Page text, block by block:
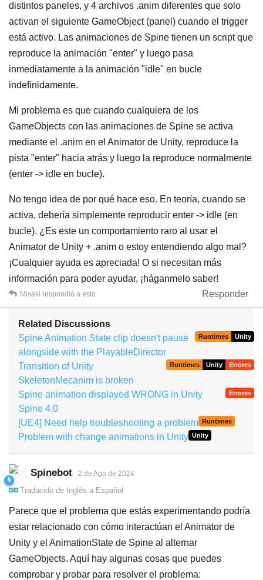
distintos paneles, y 4 archivos .anim diferentes que solo
activan el siguiente GameObject (panel) cuando el trigger
está activo. Las animaciones de Spine tienen un script que
reproduce la animación "enter" y luego pasa
inmediatamente a la animación "idle" en bucle
indefinidamente.
Mi problema es que cuando cualquiera de los
GameObjects con las animaciones de Spine se activa
mediante el .anim en el Animator de Unity, reproduce la
pista "enter" hacia atrás y luego la reproduce normalmente
(enter -> idle en bucle).
No tengo idea de por qué hace eso. En teoría, cuando se
activa, debería simplemente reproducir enter -> idle (en
bucle). ¿Es este un comportamiento raro al usar el
Animator de Unity + .anim o estoy entendiendo algo mal?
¡Cualquier ayuda es apreciada! O si necesitan más
información para poder ayudar, ¡háganmelo saber!
Responder
Misaki respondió a esto
Related Discussions
Spine Animation State clip doesn't pause
alongside with the PlayableDirector
Runtimes Unity
Transition of Unity
SkeletonMecanim is broken
Runtimes Unity Errores
Spine animation displayed WRONG in Unity
Spine 4.0
Errores
[UE4] Need help troubleshooting a problem Runtimes
Problem with change animations in Unity Unity
Spinebot 2 de Ago de 2024
Traducido de Inglés a Español
Parece que el problema que estás experimentando podría
estar relacionado con cómo interactúan el Animator de
Unity y el AnimationState de Spine al alternar
GameObjects. Aquí hay algunas cosas que puedes
comprobar y probar para resolver el problema: